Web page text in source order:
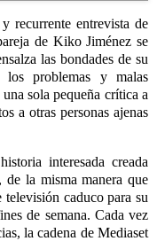
recurrente entrevista de
de Kiko Jiménez se
las bondades de su
problemas y malas
sola pequeña crítica a
a otras personas ajenas
interesada creada
la misma manera que
caduco para su
de semana. Cada vez
la cadena de Mediaset